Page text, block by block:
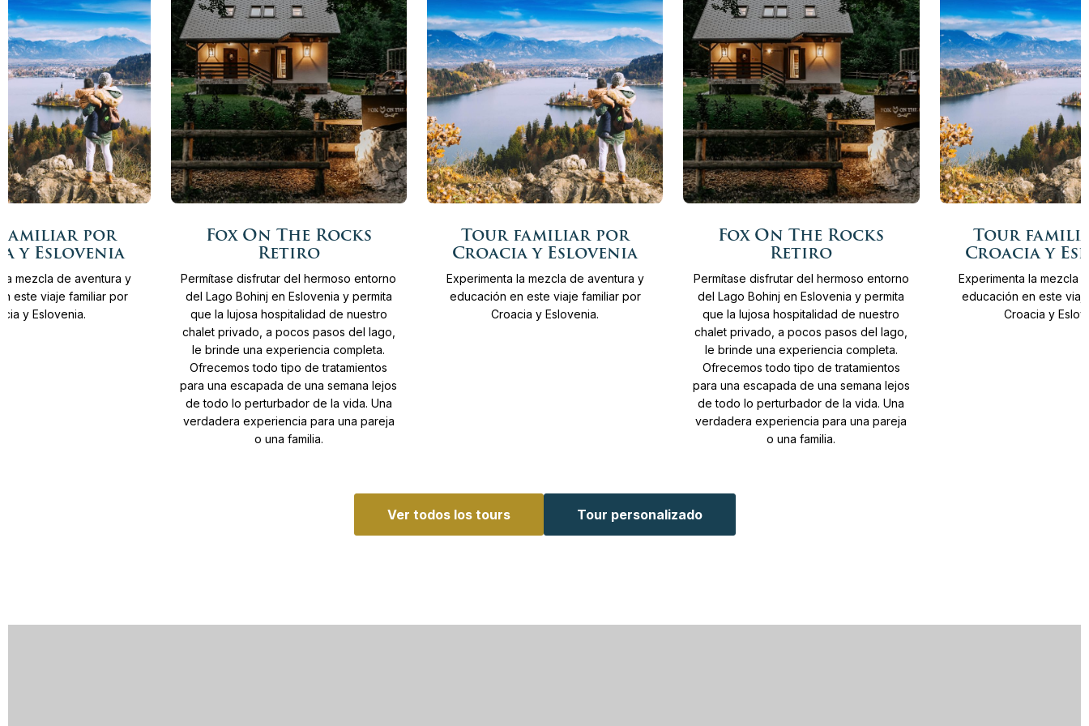
Desde5.820 €por
y Eslovenia
la mezcla de aventura y
este viaje familiar por
y Eslovenia.
Días Desde11.400 €
Fox On The Rocks
Retiro
Permítase disfrutar del hermoso entorno
del Lago Bohinj en Eslovenia y permita
que la lujosa hospitalidad de nuestro
chalet privado, a pocos pasos del lago,
le brinde una experiencia completa.
Ofrecemos todo tipo de tratamientos
para una escapada de una semana lejos
de todo lo perturbador de la vida. Una
verdadera experiencia para una pareja
o una familia.
14Días Desde5.820 €
Tour familiar por
Croacia y Eslovenia
Experimenta la mezcla de aventura y
educación en este viaje familiar por
Croacia y Eslovenia.
Días Desde11.400 €
Fox On The Rocks
Retiro
Permítase disfrutar del hermoso entorno
del Lago Bohinj en Eslovenia y permita
que la lujosa hospitalidad de nuestro
chalet privado, a pocos pasos del lago,
le brinde una experiencia completa.
Ofrecemos todo tipo de tratamientos
para una escapada de una semana lejos
de todo lo perturbador de la vida. Una
verdadera experiencia para una pareja
o una familia.
14Días Desde
Tour
Croacia y
Experimenta la mezcla
educación en este
Croacia y
Ver todos los tours Tour personalizado